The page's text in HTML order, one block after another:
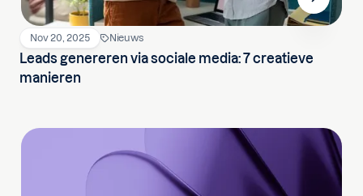
Nov 20, 2025 Nieuws
Leads genereren via sociale media: 7 creatieve
manieren